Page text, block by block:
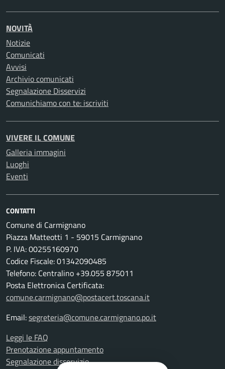
NOVITÀ
Notizie
Comunicati
Avvisi
Archivio comunicati
Segnalazione Disservizi
Comunichiamo con te: iscriviti
VIVERE IL COMUNE
Galleria immagini
Luoghi
Eventi
CONTATTI
Comune di Carmignano
Piazza Matteotti 1 - 59015 Carmignano
P. IVA: 00255160970
Codice Fiscale: 01342090485
Telefono: Centralino +39.055 875011
Posta Elettronica Certificata:
comune.carmignano@postacert.toscana.it
Email:segreteria@comune.carmignano.po.it
Leggi le FAQ
Prenotazione appuntamento
Segnalazione disservizio